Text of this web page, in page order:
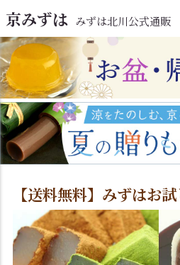
京みずは みずは北川公式通販
【送料無料】みずはお